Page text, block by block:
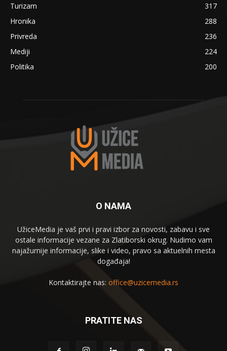
Turizam
317
Hronika
288
Privreda
236
Mediji
224
Politika
200
O NAMA
UžiceMedia je vaš prvi i pravi izbor za novosti, zabavu i sve
ostale informacije vezane za Zlatiborski okrug. Nudimo vam
najažurnije informacije, slike i video, pravo sa aktuelnih mesta
događaja!
Kontaktirajte nas: office@uzicemedia.rs
PRATITE NAS